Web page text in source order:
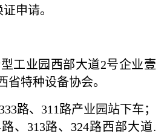
申请。
工业园西部大道2号企业壹
省特种设备协会。
路、311路产业园站下车；
、313路、324路西部大道.